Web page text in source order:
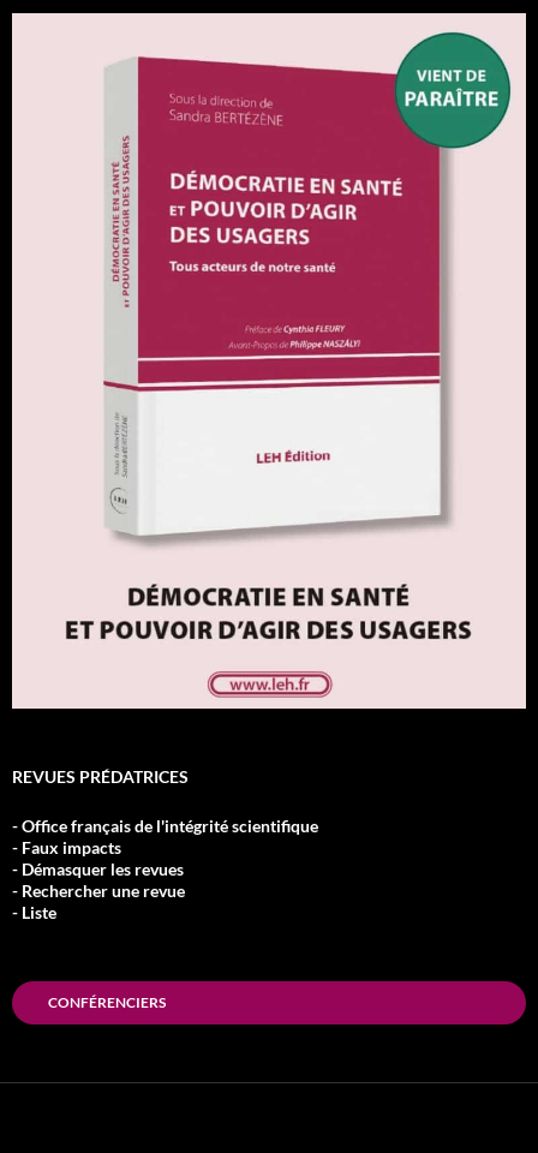
REVUES PRÉDATRICES
- Office français de l'intégrité scientifique
- Faux impacts
- Démasquer les revues
- Rechercher une revue
- Liste
CONFÉRENCIERS